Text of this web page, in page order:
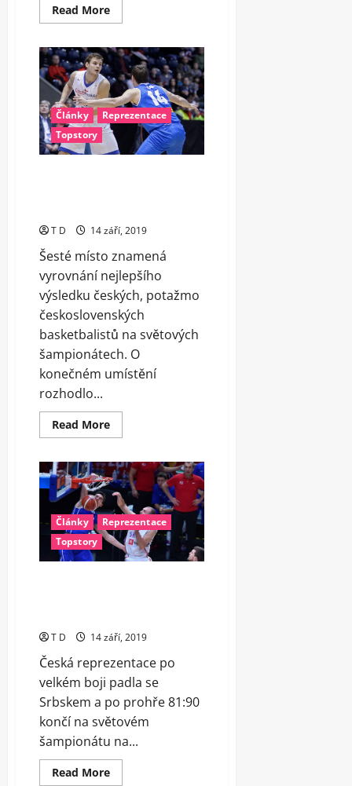
Read MoreRead
more
se
rozhodl
ukončit
reprezentační
kariéru
Články
Reprezentace
Topstory
T D 14 září, 2019
Šesté místo znamená
vyrovnání nejlepšího
výsledku českých, potažmo
československých
basketbalistů na světových
šampionátech. O
konečném umístění
rozhodlo...
Read MoreRead
more
jsme
dobře
jejich
hru,
mrzelo
po
porážce
se
Srbskem
Satoranského
Články
Reprezentace
Topstory
T D 14 září, 2019
Česká reprezentace po
velkém boji padla se
Srbskem a po prohře 81:90
končí na světovém
šampionátu na...
Read MoreRead
more